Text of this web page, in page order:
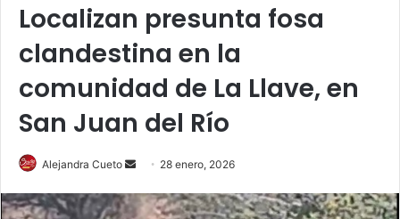
Localizan presunta fosa
clandestina en la
comunidad de La Llave, en
San Juan del Río
Alejandra Cueto
Send
email
28 enero, 2026